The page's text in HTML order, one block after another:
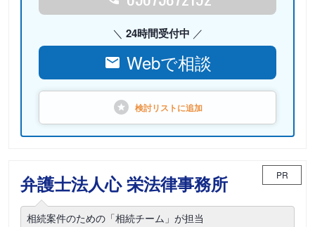
24時間受付中
Webで相談
検討リストに追加
弁護士法人心 栄法律事務所 PR
相続案件のための「相続チーム」が担当